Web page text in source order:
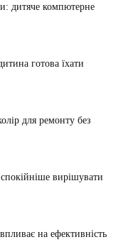
дитяче компютерне
готова їхати
для ремонту без
вирішувати
на ефективність